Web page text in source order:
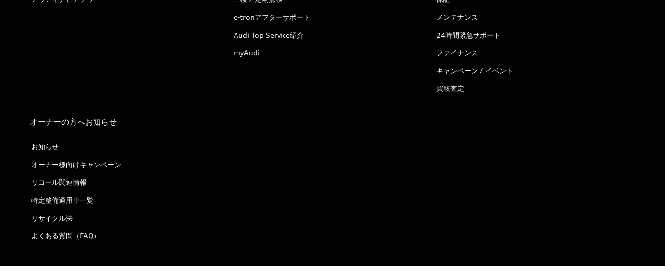
e-tronアフターサポート
Audi Top Service紹介
myAudi
メンテナンス
24時間緊急サポート
ファイナンス
キャンペーン / イベント
買取査定
オーナーの方へお知らせ
お知らせ
オーナー様向けキャンペーン
リコール関連情報
特定整備適用車一覧
リサイクル法
よくある質問（FAQ）